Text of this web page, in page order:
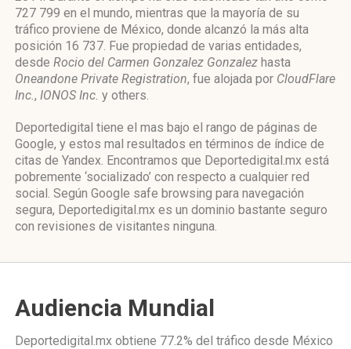
727 799 en el mundo, mientras que la mayoría de su
tráfico proviene de México, donde alcanzó la más alta
posición 16 737. Fue propiedad de varias entidades,
desde Rocio del Carmen Gonzalez Gonzalez hasta
Oneandone Private Registration, fue alojada por CloudFlare
Inc., IONOS Inc. y others.
Deportedigital tiene el mas bajo el rango de páginas de
Google, y estos mal resultados en términos de índice de
citas de Yandex. Encontramos que Deportedigital.mx está
pobremente ‘socializado’ con respecto a cualquier red
social. Según Google safe browsing para navegación
segura, Deportedigital.mx es un dominio bastante seguro
con revisiones de visitantes ninguna.
Audiencia Mundial
Deportedigital.mx obtiene 77.2% del tráfico desde México